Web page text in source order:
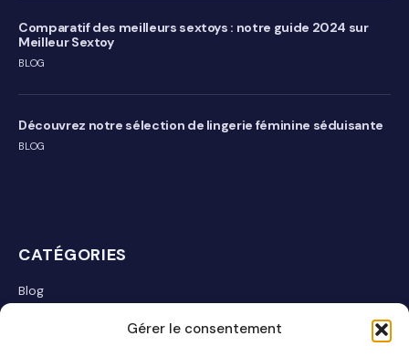
Gérer le consentement
Comparatif des meilleurs sextoys : notre guide 2024 sur
Meilleur Sextoy
BLOG
Découvrez notre sélection de lingerie féminine séduisante
BLOG
CATÉGORIES
Blog